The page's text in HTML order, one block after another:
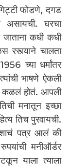
फोडणे, दगड
घरचा
कधी कधी
रस्त्याने चालता
च्या धर्मांतर
भाषणे ऐकली
कळलं होतं. आपली
मनातून इच्छा
तिच पुरवायची.
पत्र आलं की
मनीऑर्डर
याला त्याला